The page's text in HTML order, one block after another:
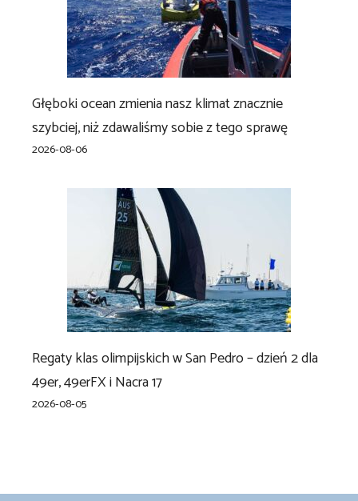
Głęboki ocean zmienia nasz klimat znacznie
szybciej, niż zdawaliśmy sobie z tego sprawę
2026-08-06
Regaty klas olimpijskich w San Pedro – dzień 2 dla
49er, 49erFX i Nacra 17
2026-08-05